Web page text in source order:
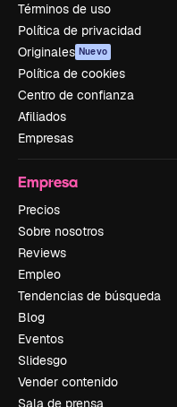
Términos de uso
Política de privacidad
Originales Nuevo
Política de cookies
Centro de confianza
Afiliados
Empresas
Empresa
Precios
Sobre nosotros
Reviews
Empleo
Tendencias de búsqueda
Blog
Eventos
Slidesgo
Vender contenido
Sala de prensa